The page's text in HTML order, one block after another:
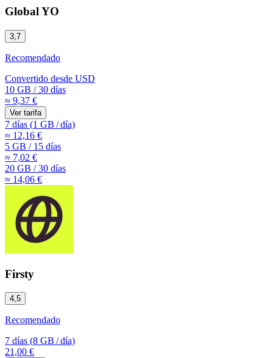
Global YO
3,7
Recomendado
Convertido desde USD
10 GB /30 días
≈ 9,37 €
Ver tarifa
7 días (1 GB /día)
≈ 12,16 €
5 GB /15 días
≈ 7,02 €
20 GB /30 días
≈ 14,06 €
Firsty
4,5
Recomendado
7 días (8 GB /día)
21,00 €